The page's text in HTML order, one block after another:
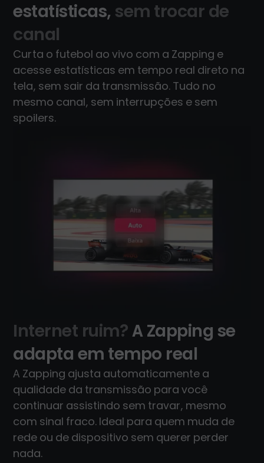
estatísticas, sem trocar de
canal
Curta o futebol ao vivo com a Zapping e
acesse estatísticas em tempo real direto na
tela, sem sair da transmissão. Tudo no
mesmo canal, sem interrupções e sem
spoilers.
Internet ruim?A Zapping se
adapta em tempo real
A Zapping ajusta automaticamente a
qualidade da transmissão para você
continuar assistindo sem travar, mesmo
com sinal fraco. Ideal para quem muda de
rede ou de dispositivo sem querer perder
nada.